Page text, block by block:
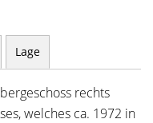
Lage
rechts
welches ca. 1972 in